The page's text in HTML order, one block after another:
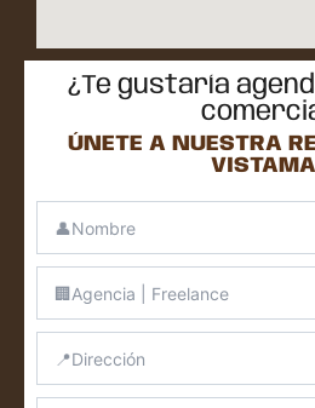
¿Te gustaría
ÚNETE A NUESTRA